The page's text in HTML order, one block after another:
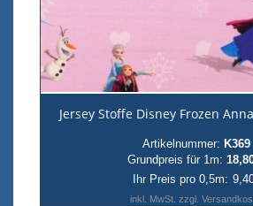
Jersey Stoffe Disney Frozen
Artikelnummer: K369
Grundpreis für 1m:
Ihr Preis pro 0,5m:
inkl. MwSt. zzgl.